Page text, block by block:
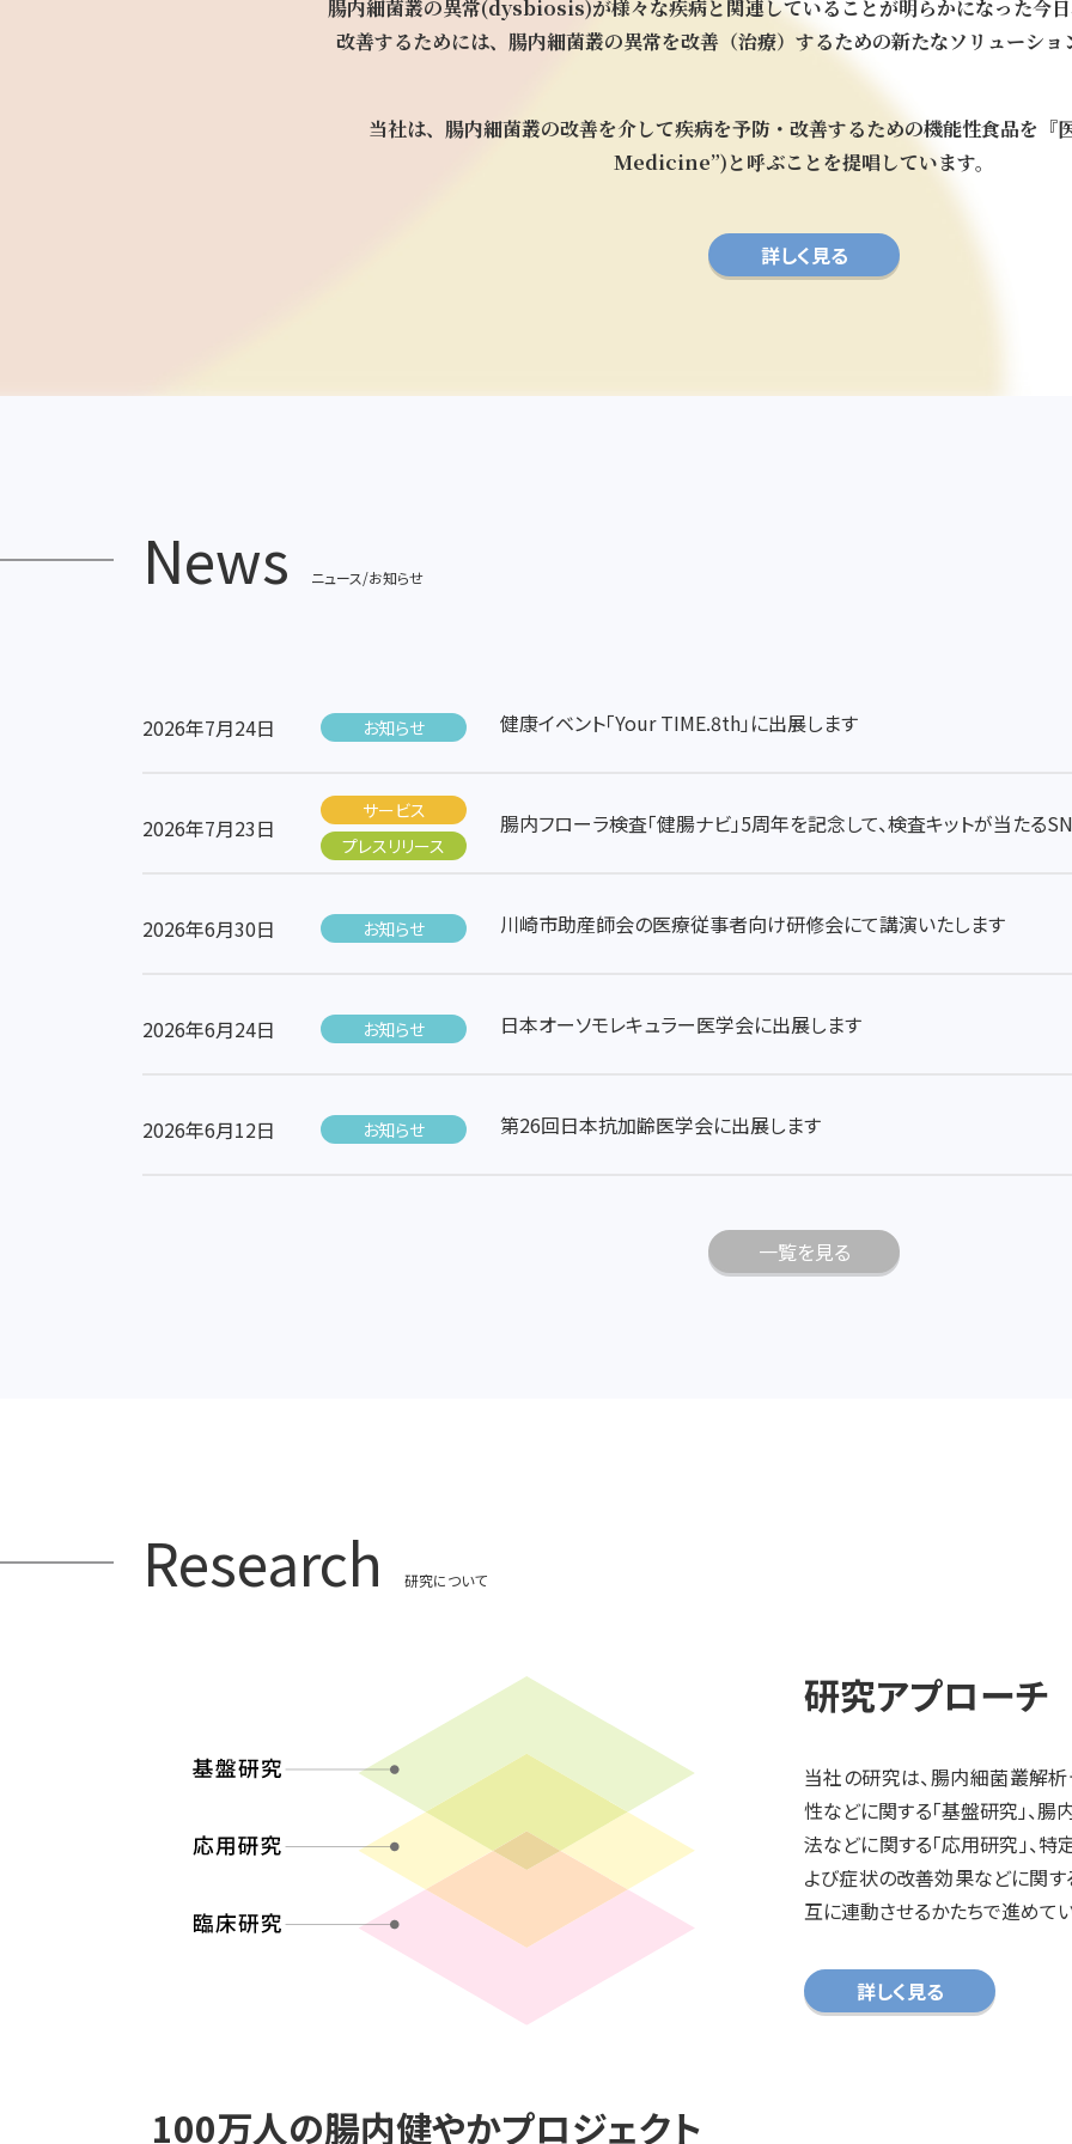
腸内細菌叢の異常(dysbiosis)が様々な疾病と関連していることが明らかになった今日
改善するためには、 腸内細菌叢の異常を改善（治療）するための新たなソリューショ
当社は、腸内細菌叢の改善を介して疾病を予防・改善するための機能性食品を 『
Medicine”)と呼ぶことを提唱しています。
詳しく見る
News ニュース/お知らせ
2026年7月24日 お知らせ 健康イベント「Your TIME.8th」に出展します
2026年7月23日
サービス
プレスリリース
腸内フローラ検査「健腸ナビ」5周年を記念して、検査キットが当たる
2026年6月30日 お知らせ 川崎市助産師会の医療従事者向け研修会にて講演いたします
2026年6月24日 お知らせ 日本オーソモレキュラー医学会に出展します
2026年6月12日 お知らせ 第26回日本抗加齢医学会に出展します
一覧を見る
Research 研究について
研究アプローチ
当社の研究は、腸内細菌叢解
性などに関する「基盤研究」、
法などに関する「応用研究」、
よび症状の改善効果などに関す
互に連動させるかたちで進めてい
詳しく見る
100万人の腸内健やかプロジェクト